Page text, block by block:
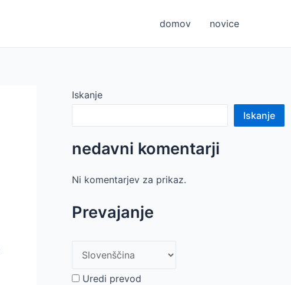
domov novice
Iskanje
Iskanje
nedavni komentarji
Ni komentarjev za prikaz.
Prevajanje
Uredi prevod